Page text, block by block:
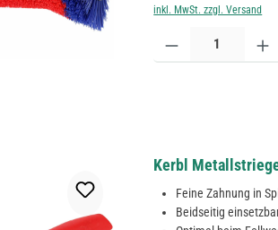
inkl. MwSt. zzgl. Versand
Produkt Anzahl: Gib
Kerbl
Feine Zahnung in
Beidseitig